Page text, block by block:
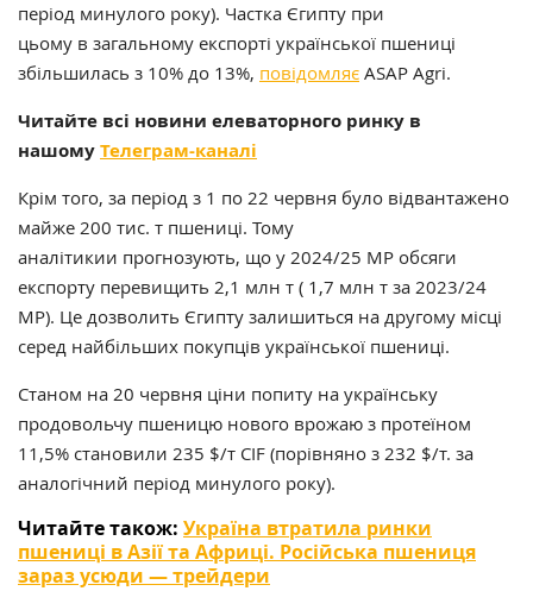
період минулого року). Частка Єгипту при
цьому в загальному експорті української пшениці
збільшилась з 10% до 13%, повідомляє ASAP Agri.
Читайте всі новини елеваторного ринку в
нашомуТелеграм-каналі
Крім того, за період з 1 по 22 червня було відвантажено
майже 200 тис. т пшениці. Тому
аналітикии прогнозують, що у 2024/25 МР обсяги
експорту перевищить 2,1 млн т ( 1,7 млн т за 2023/24
МР). Це дозволить Єгипту залишиться на другому місці
серед найбільших покупців української пшениці.
Станом на 20 червня ціни попиту на українську
продовольчу пшеницю нового врожаю з протеїном
11,5% становили 235 $/т CIF (порівняно з 232 $/т. за
аналогічний період минулого року).
Читайте також: Україна втратила ринки
пшениці в Азії та Африці. Російська пшениця
зараз усюди — трейдери